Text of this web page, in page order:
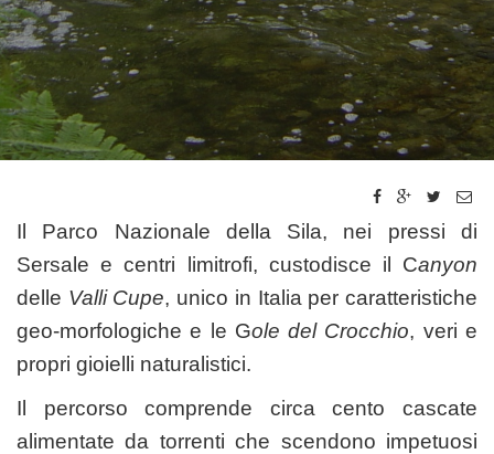
Il Parco Nazionale della Sila, nei pressi di
Sersale e centri limitrofi, custodisce il Canyon
delle Valli Cupe, unico in Italia per caratteristiche
geo-morfologiche e le Gole del Crocchio, veri e
propri gioielli naturalistici.
Il percorso comprende circa cento cascate
alimentate da torrenti che scendono impetuosi